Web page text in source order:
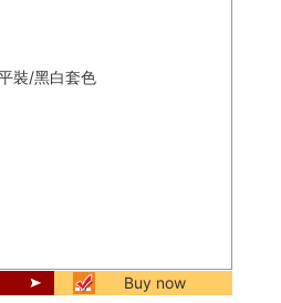
裝/黑白套色
Buy now